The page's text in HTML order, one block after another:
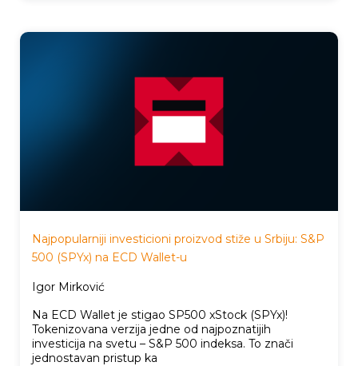
Najpopularniji investicioni proizvod stiže u Srbiju: S&P
500 (SPYx) na ECD Wallet-u
Igor Mirković
Na ECD Wallet je stigao SP500 xStock (SPYx)!
Tokenizovana verzija jedne od najpoznatijih
investicija na svetu – S&P 500 indeksa. To znači
jednostavan pristup ka